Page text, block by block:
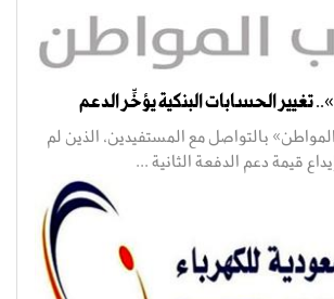
الحسابات البنكية يؤخِّر الدعم
بالتواصل مع المستفيدين، الذين لم
قيمة دعم الدفعة الثانية ...